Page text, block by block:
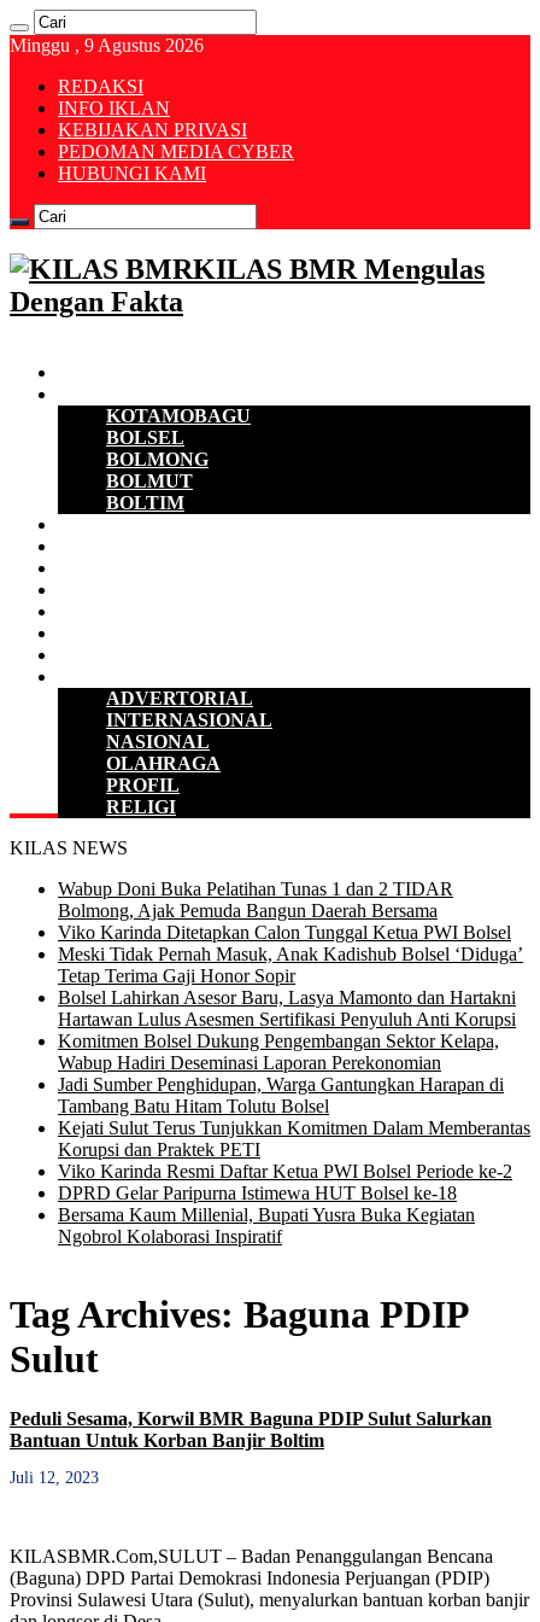
Minggu , 9 Agustus 2026
REDAKSI
INFO IKLAN
KEBIJAKAN PRIVASI
PEDOMAN MEDIA CYBER
HUBUNGI KAMI
KILAS BMR Mengulas
Dengan Fakta
KOTAMOBAGU
BOLSEL
BOLMONG
BOLMUT
BOLTIM
ADVERTORIAL
INTERNASIONAL
NASIONAL
OLAHRAGA
PROFIL
RELIGI
KILAS NEWS
Wabup Doni Buka Pelatihan Tunas 1 dan 2 TIDAR
Bolmong, Ajak Pemuda Bangun Daerah Bersama
Viko Karinda Ditetapkan Calon Tunggal Ketua PWI Bolsel
Meski Tidak Pernah Masuk, Anak Kadishub Bolsel ‘Diduga’
Tetap Terima Gaji Honor Sopir
Bolsel Lahirkan Asesor Baru, Lasya Mamonto dan Hartakni
Hartawan Lulus Asesmen Sertifikasi Penyuluh Anti Korupsi
Komitmen Bolsel Dukung Pengembangan Sektor Kelapa,
Wabup Hadiri Deseminasi Laporan Perekonomian
Jadi Sumber Penghidupan, Warga Gantungkan Harapan di
Tambang Batu Hitam Tolutu Bolsel
Kejati Sulut Terus Tunjukkan Komitmen Dalam Memberantas
Korupsi dan Praktek PETI
Viko Karinda Resmi Daftar Ketua PWI Bolsel Periode ke-2
DPRD Gelar Paripurna Istimewa HUT Bolsel ke-18
Bersama Kaum Millenial, Bupati Yusra Buka Kegiatan
Ngobrol Kolaborasi Inspiratif
Tag Archives: Baguna PDIP
Sulut
Peduli Sesama, Korwil BMR Baguna PDIP Sulut Salurkan
Bantuan Untuk Korban Banjir Boltim
Juli 12, 2023
KILASBMR.Com,SULUT – Badan Penanggulangan Bencana
(Baguna) DPD Partai Demokrasi Indonesia Perjuangan (PDIP)
Provinsi Sulawesi Utara (Sulut), menyalurkan bantuan korban banjir